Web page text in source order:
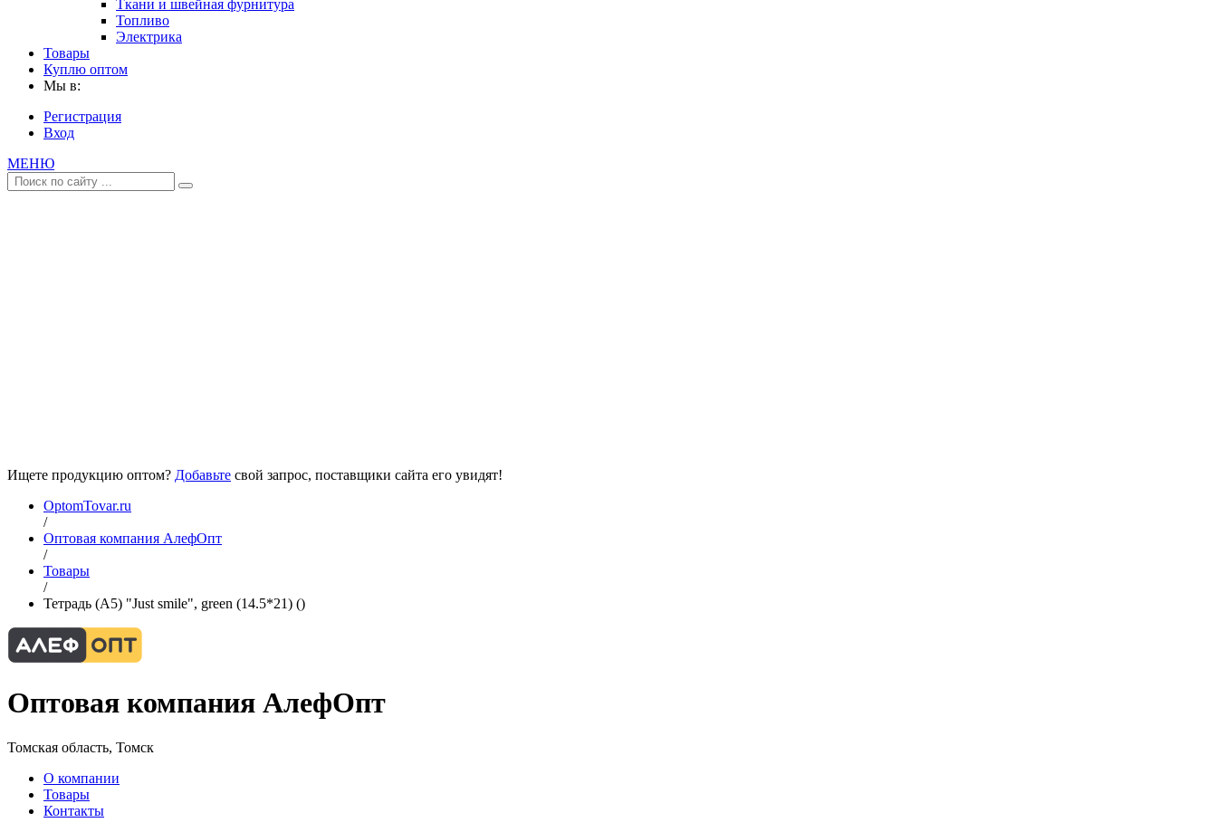
Ткани и швейная фурнитура
Топливо
Электрика
Товары
Куплю оптом
Мы в:
Регистрация
Вход
МЕНЮ
Ищете продукцию оптом? Добавьте свой запрос, поставщики сайта его увидят!
OptomTovar.ru
/
Оптовая компания АлефОпт
/
Товары
/
Тетрадь (A5) "Just smile", green (14.5*21) ()
Оптовая компания АлефОпт
Томская область, Томск
О компании
Товары
Контакты